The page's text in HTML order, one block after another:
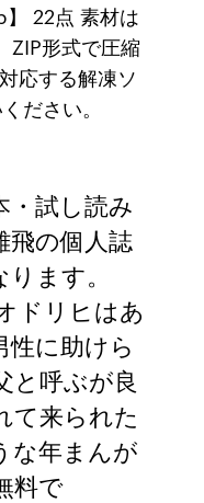
22点 素材は
ZIP形式で圧縮
応する解凍ソ
ださい。
・試し読み
の個人誌
ます。
ドリヒはあ
性に助けら
と呼ぶが良
て来られた
な年まんが
料で